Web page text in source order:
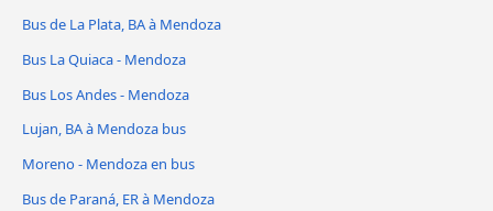
Bus de La Plata, BA à Mendoza
Bus La Quiaca - Mendoza
Bus Los Andes - Mendoza
Lujan, BA à Mendoza bus
Moreno - Mendoza en bus
Bus de Paraná, ER à Mendoza